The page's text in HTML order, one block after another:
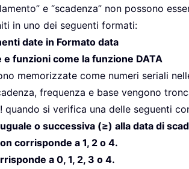
e “scadenza” non possono
in uno dei seguenti formati:
date in Formato data
funzioni come la funzione DATA
memorizzate come numeri seriali
frequenza e base vengono
si verifica una delle seguenti
o successiva (≥) alla data di
corrisponde a 1, 2 o 4.
a 0, 1, 2, 3 o 4.